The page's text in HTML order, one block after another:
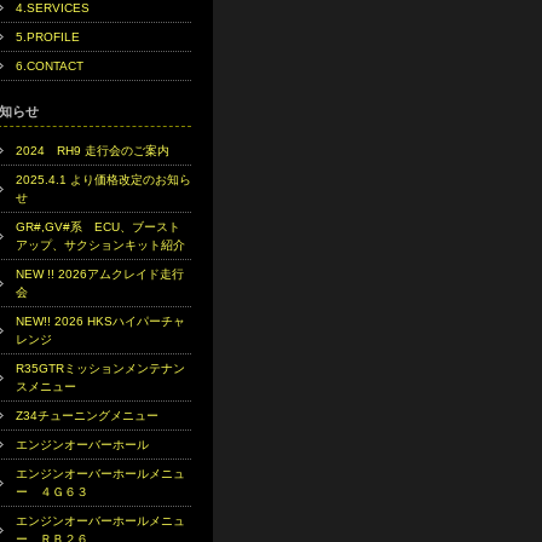
4.SERVICES
5.PROFILE
6.CONTACT
らせ
2024 RH9 走行会のご案内
2025.4.1 より価格改定のお知ら
せ
GR#,GV#系 ECU、ブースト
アップ、サクションキット紹介
NEW !! 2026アムクレイド走行
会
NEW!! 2026 HKSハイパーチャ
レンジ
R35GTRミッションメンテナン
スメニュー
Z34チューニングメニュー
エンジンオーバーホール
エンジンオーバーホールメニュ
ー ４Ｇ６３
エンジンオーバーホールメニュ
ー ＲＢ２６